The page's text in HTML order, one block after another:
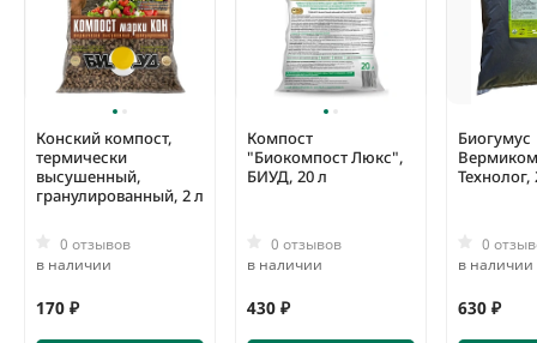
Конский компост,
термически
высушенный,
гранулированный, 2 л
0 отзывов
в наличии
170 ₽
Компост
"Биокомпост Люкс",
БИУД, 20 л
0 отзывов
в наличии
430 ₽
Биогумус
Технолог,
0
в наличии
630 ₽